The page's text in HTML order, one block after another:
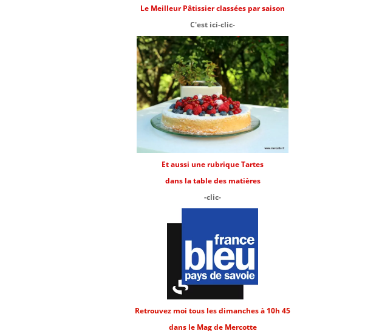
Le Meilleur Pâtissier classées par saison
C'est ici-clic-
Et aussi une rubrique Tartes
dans la table des matières
-clic-
Retrouvez moi tous les dimanches à 10h 45
dans le Mag de Mercotte